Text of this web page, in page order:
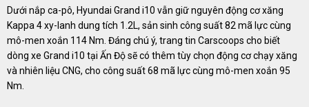
Dưới nắp ca-pô, Hyundai Grand i10 vẫn giữ nguyên động cơ xăng
Kappa 4 xy-lanh dung tích 1.2L, sản sinh công suất 82 mã lực cùng
mô-men xoắn 114 Nm. Đáng chú ý, trang tin Carscoops cho biết
dòng xe Grand i10 tại Ấn Độ sẽ có thêm tùy chọn động cơ chạy xăng
và nhiên liệu CNG, cho công suất 68 mã lực cùng mô-men xoắn 95
Nm.